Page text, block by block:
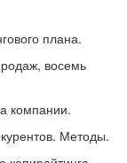
плана.
восемь
компании.
Методы.